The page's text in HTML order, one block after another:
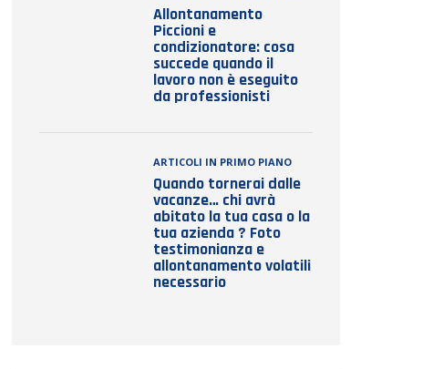
Allontanamento
Piccioni e
condizionatore: cosa
succede quando il
lavoro non è eseguito
da professionisti
ARTICOLI IN PRIMO PIANO
Quando tornerai dalle
vacanze… chi avrà
abitato la tua casa o la
tua azienda ? Foto
testimonianza e
allontanamento volatili
necessario